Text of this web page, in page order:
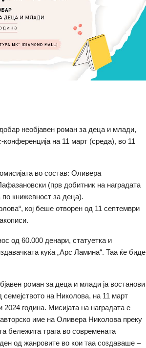
необјавен роман за деца и млади,
на 11 март (среда), во 11
во состав: Оливера
(прв добитник на наградата
книжевност за деца).
кој беше отворен од 11 септември
од 60.000 денари, статуетка и
куќа „Арс Ламина“. Таа ќе биде
роман за деца и млади ја востанови
на Николова, на 11 март
година. Мисијата на наградата е
име на Оливера Николова преку
бележита трага во современата
од жанровите во кои таа создаваше –